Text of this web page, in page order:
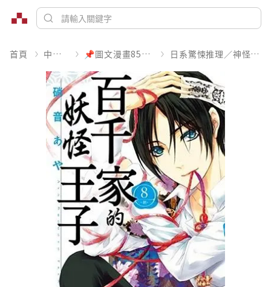
首頁 中文書 📌圖文漫畫85折起 日系驚悚推理／神怪靈異